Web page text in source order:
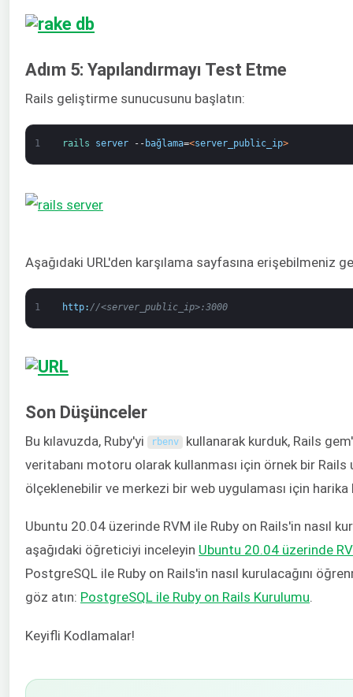
Adım 5: Yapılandırmayı Test Etme
Rails geliştirme sunucusunu başlatın:
1 rails server -- bağlama=<server_public_ip>
Aşağıdaki URL'den karşılama sayfasına erişebilmeniz
1 http: //<server_public_ip>:3000
Son Düşünceler
Bu kılavuzda, Ruby'yi rbenv kullanarak kurduk, Rails
veritabanı motoru olarak kullanması için örnek bir Rails
ölçeklenebilir ve merkezi bir web uygulaması için
Ubuntu 20.04 üzerinde RVM ile Ruby on Rails'in nasıl
aşağıdaki öğreticiyi inceleyin Ubuntu 20.04 üzerinde
PostgreSQL ile Ruby on Rails'in nasıl kurulacağını
göz atın: PostgreSQL ile Ruby on Rails Kurulumu.
Keyifli Kodlamalar!